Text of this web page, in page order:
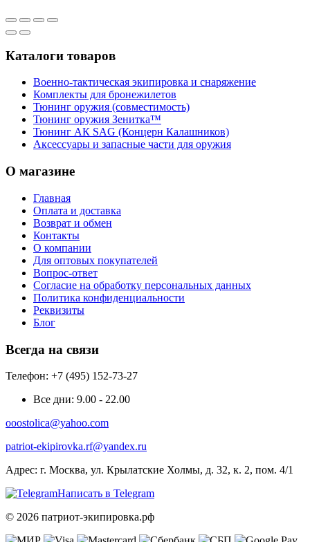
Каталоги товаров
Военно-тактическая экипировка и снаряжение
Комплекты для бронежилетов
Тюнинг оружия (совместимость)
Тюнинг оружия Зенитка™
Тюнинг АК SAG (Концерн Калашников)
Аксессуары и запасные части для оружия
О магазине
Главная
Оплата и доставка
Возврат и обмен
Контакты
О компании
Для оптовых покупателей
Вопрос-ответ
Согласие на обработку персональных данных
Политика конфиденциальности
Реквизиты
Блог
Всегда на связи
Телефон: +7 (495) 152-73-27
Все дни: 9.00 - 22.00
ooostolica@yahoo.com
patriot-ekipirovka.rf@yandex.ru
Адрес: г. Москва, ул. Крылатские Холмы, д. 32, к. 2, пом. 4/1
Написать в Telegram
© 2026 патриот-экипировка.рф